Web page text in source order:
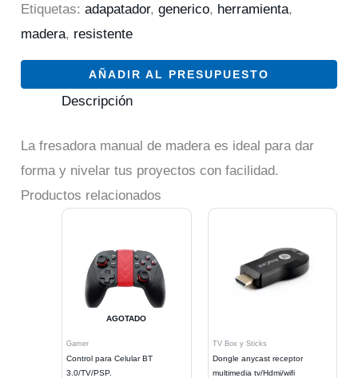
Etiquetas:adapatador,generico, herramienta,
madera, resistente
AÑADIR AL PRESUPUESTO
Descripción
La fresadora manual de madera es ideal para dar
forma y nivelar tus proyectos con facilidad.
Productos relacionados
AGOTADO
Gamer
Control para Celular BT
3.0/TV/PSP.
TV Box y Sticks
Dongle anycast receptor
multimedia tv/Hdmi/wifi